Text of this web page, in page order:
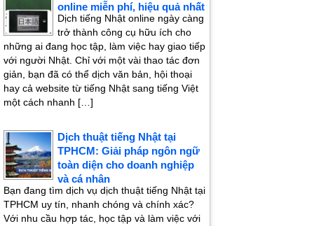
online miễn phí, hiệu quả nhất
Dịch tiếng Nhật online ngày càng
trở thành công cụ hữu ích cho
những ai đang học tập, làm việc hay giao tiếp
với người Nhật. Chỉ với một vài thao tác đơn
giản, bạn đã có thể dịch văn bản, hội thoại
hay cả website từ tiếng Nhật sang tiếng Việt
một cách nhanh […]
Dịch thuật tiếng Nhật tại
TPHCM: Giải pháp ngôn ngữ
toàn diện cho doanh nghiệp
và cá nhân
Bạn đang tìm dịch vụ dịch thuật tiếng Nhật tại
TPHCM uy tín, nhanh chóng và chính xác?
Với nhu cầu hợp tác, học tập và làm việc với